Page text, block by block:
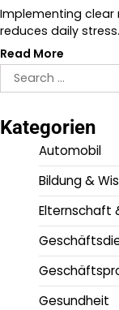
Implementing
reduces daily
Read More
Search
for:
Kategorien
Automobil
Bildung &
Elternschaft
Gesundheit